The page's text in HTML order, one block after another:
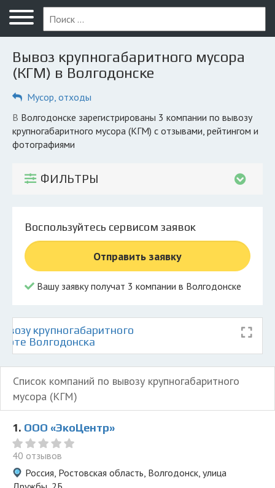
Меню
Главная
Вопрос юристу
Компании
КОМПАНИЯМ
© 2026 Все права защищены
Вывоз крупногабаритного мусора
(КГМ) в Волгодонске
Мусор, отходы
в Волгодонске зарегистрированы 3 компании по вывозу
крупногабаритного мусора (КГМ) с отзывами, рейтингом и
фотографиями
ФИЛЬТРЫ
Воспользуйтесь сервисом заявок
Отправить заявку
Вашу заявку получат 3 компании в Волгодонске
крупногабаритного
Волгодонска
Список компаний по вывозу крупногабаритного
мусора (КГМ)
1. ООО «ЭкоЦентр»
40 отзывов
Россия, Ростовская область, Волгодонск, улица